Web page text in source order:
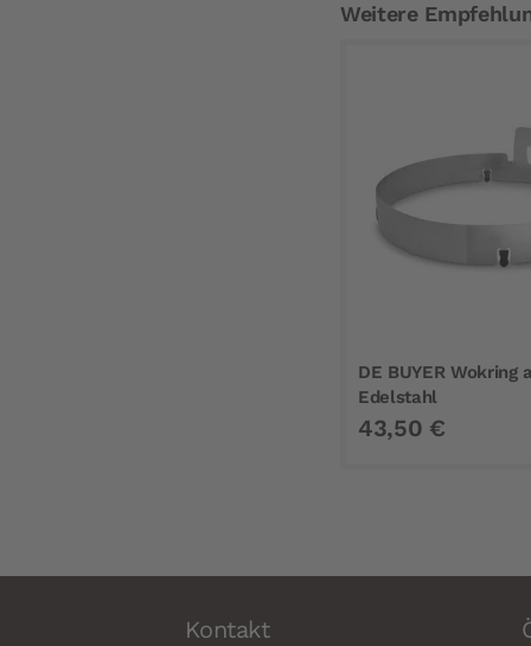
Weitere
DE BUYER Wokring
Edelstahl
43,50 €
Kontakt